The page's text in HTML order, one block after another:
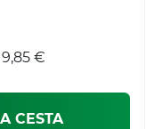
€
CESTA